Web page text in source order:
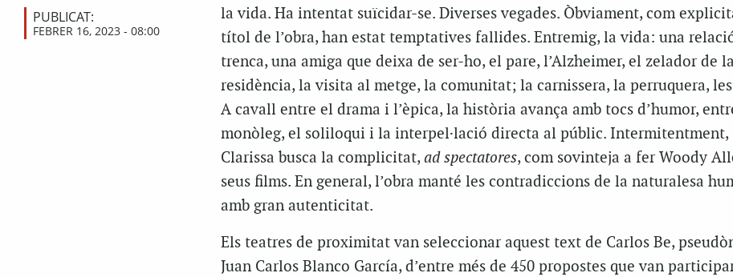
PUBLICAT:
FEBRER 16, 2023 - 08:00
la vida. Ha intentat suïcidar-se. Diverses vegades. Òbviament, com
títol de l’obra, han estat temptatives fallides. Entremig, la vida: una
trenca, una amiga que deixa de ser-ho, el pare, l’Alzheimer, el zelador de la
residència, la visita al metge, la comunitat; la carnissera, la perruquera,
A cavall entre el drama i l’èpica, la història avança amb tocs d’humor,
monòleg, el soliloqui i la interpel·lació directa al públic. Intermitentment,
Clarissa busca la complicitat, ad spectatores, com sovinteja a fer Woody
seus films. En general, l’obra manté les contradiccions de la naturalesa
amb gran autenticitat.
Els teatres de proximitat van seleccionar aquest text de Carlos Be,
Juan Carlos Blanco García, d’entre més de 450 propostes que van